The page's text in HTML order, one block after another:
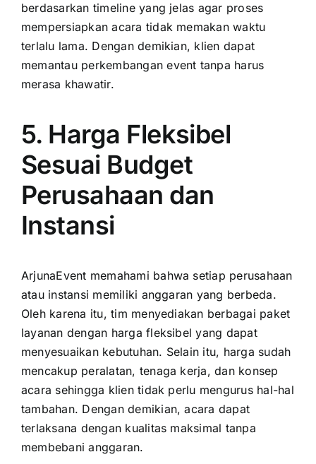
berdasarkan timeline yang jelas agar proses
mempersiapkan acara tidak memakan waktu
terlalu lama. Dengan demikian, klien dapat
memantau perkembangan event tanpa harus
merasa khawatir.
5. Harga Fleksibel
Sesuai Budget
Perusahaan dan
Instansi
ArjunaEvent memahami bahwa setiap perusahaan
atau instansi memiliki anggaran yang berbeda.
Oleh karena itu, tim menyediakan berbagai paket
layanan dengan harga fleksibel yang dapat
menyesuaikan kebutuhan. Selain itu, harga sudah
mencakup peralatan, tenaga kerja, dan konsep
acara sehingga klien tidak perlu mengurus hal-hal
tambahan. Dengan demikian, acara dapat
terlaksana dengan kualitas maksimal tanpa
membebani anggaran.